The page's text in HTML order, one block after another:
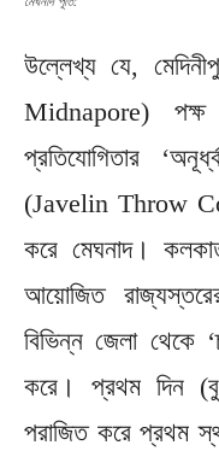
উল্লেখ্য যে,
Midnapore) পক্ষ
প্রতিযোগিতার
(Javelin Throw
করে মেঘনাদ।
আয়োজিত
বিভিন্ন জেলা থেকে
করে। প্রথম দিন
পরাজিত করে প্রথম